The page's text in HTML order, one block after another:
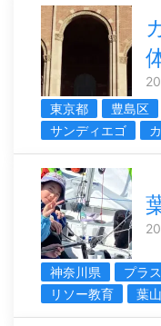
東京都
豊島区
サンディエゴ
神奈川県 プラ
リソー教育
葉